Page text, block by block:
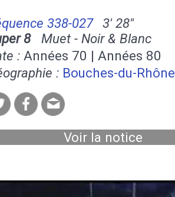
338-027
3' 28''
8Muet - Noir & Blanc
: Années 70 | Années 80
: Bouches-du-
Voir la notice